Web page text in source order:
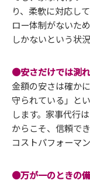
り、柔軟に対応し
ロー体制がないた
しかないという状
●安さだけでは測
金額の安さは確か
守られている」と
します。家事代行
からこそ、信頼で
コストパフォーマ
●万が一のときの